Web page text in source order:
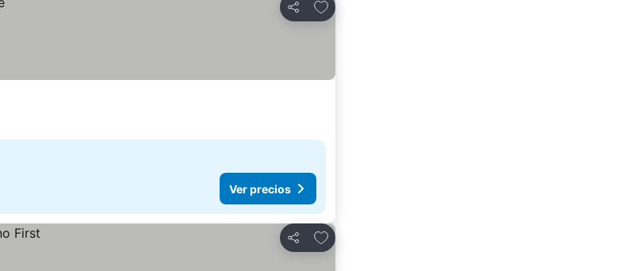
Compartir
Agregar a favoritos
Ver precios
Compartir
Agregar a favoritos